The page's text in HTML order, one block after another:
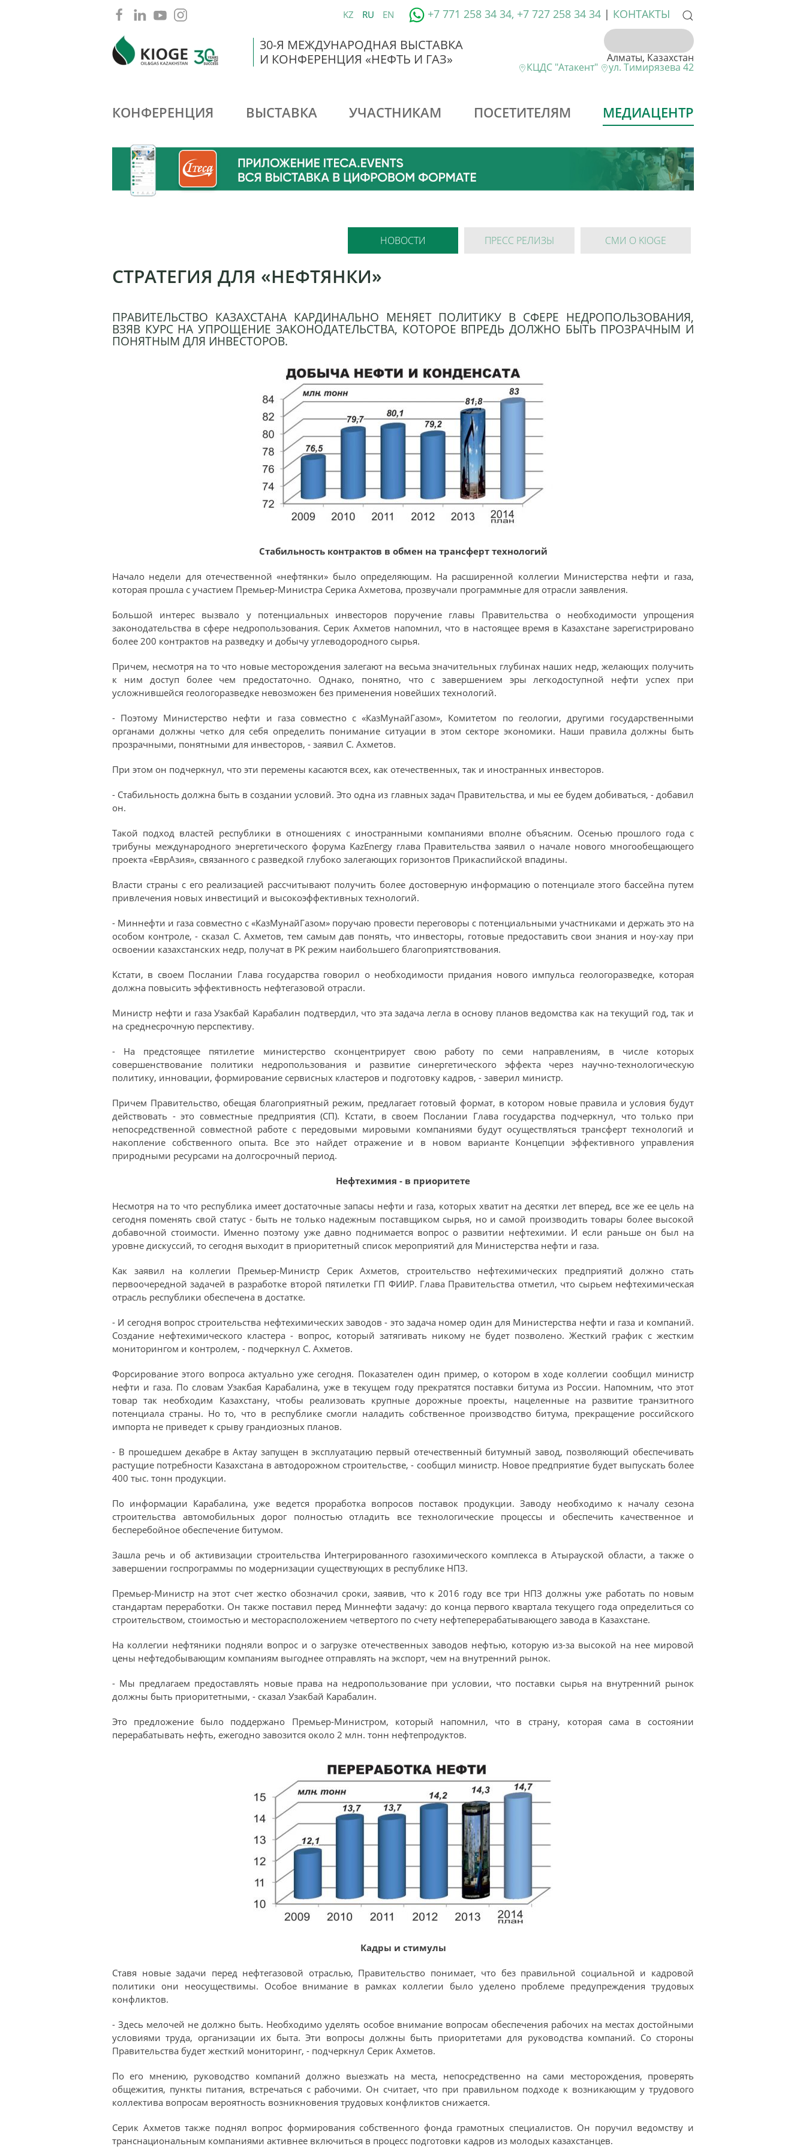
KZ RU EN +7 771 258 34 34, +7 727 258 34 34 | КОНТАКТЫ
30-Я МЕЖДУНАРОДНАЯ ВЫСТАВКА
И КОНФЕРЕНЦИЯ «НЕФТЬ И ГАЗ»
Алматы, Казахстан
КЦДС "Атакент" ул. Тимирязева 42
КОНФЕРЕНЦИЯ ВЫСТАВКА УЧАСТНИКАМ ПОСЕТИТЕЛЯМ МЕДИАЦЕНТР
НОВОСТИ ПРЕСС РЕЛИЗЫ СМИ О KIOGE
СТРАТЕГИЯ ДЛЯ «НЕФТЯНКИ»
ПРАВИТЕЛЬСТВО КАЗАХСТАНА КАРДИНАЛЬНО МЕНЯЕТ ПОЛИТИКУ В СФЕРЕ НЕДРОПОЛЬЗОВАНИЯ,
ВЗЯВ КУРС НА УПРОЩЕНИЕ ЗАКОНОДАТЕЛЬСТВА, КОТОРОЕ ВПРЕДЬ ДОЛЖНО БЫТЬ ПРОЗРАЧНЫМ И
ПОНЯТНЫМ ДЛЯ ИНВЕСТОРОВ.
Стабильность контрактов в обмен на трансферт технологий
Начало недели для отечественной «нефтянки» было определяющим. На расширенной коллегии Министерства нефти и газа,
которая прошла с участием Премьер-Министра Серика Ахметова, прозвучали программные для отрасли заявления.
Большой интерес вызвало у потенциальных инвесторов поручение главы Правительства о необходимости упрощения
законодательства в сфере недропользования. Серик Ахметов напомнил, что в настоящее время в Казахстане зарегистрировано
более 200 контрактов на разведку и добычу углеводородного сырья.
Причем, несмотря на то что новые месторождения залегают на весьма значительных глубинах наших недр, желающих получить
к ним доступ более чем предостаточно. Однако, понятно, что с завершением эры легкодоступной нефти успех при
усложнившейся геологоразведке невозможен без применения новейших технологий.
- Поэтому Министерство нефти и газа совместно с «КазМунайГазом», Комитетом по геологии, другими государственными
органами должны четко для себя определить понимание ситуации в этом секторе экономики. Наши правила должны быть
прозрачными, понятными для инвесторов, - заявил С. Ахметов.
При этом он подчеркнул, что эти перемены касаются всех, как отечественных, так и иностранных инвесторов.
- Стабильность должна быть в создании условий. Это одна из главных задач Правительства, и мы ее будем добиваться, - добавил
он.
Такой подход властей республики в отношениях с иностранными компаниями вполне объясним. Осенью прошлого года с
трибуны международного энергетического форума KazEnergy глава Правительства заявил о начале нового многообещающего
проекта «ЕврАзия», связанного с разведкой глубоко залегающих горизонтов Прикаспийской впадины.
Власти страны с его реализацией рассчитывают получить более достоверную информацию о потенциале этого бассейна путем
привлечения новых инвестиций и высокоэффективных технологий.
- Миннефти и газа совместно с «КазМунайГазом» поручаю провести переговоры с потенциальными участниками и держать это на
особом контроле, - сказал С. Ахметов, тем самым дав понять, что инвесторы, готовые предоставить свои знания и ноу-хау при
освоении казахстанских недр, получат в РК режим наибольшего благоприятствования.
Кстати, в своем Послании Глава государства говорил о необходимости придания нового импульса геологоразведке, которая
должна повысить эффективность нефтегазовой отрасли.
Министр нефти и газа Узакбай Карабалин подтвердил, что эта задача легла в основу планов ведомства как на текущий год, так и
на среднесрочную перспективу.
- На предстоящее пятилетие министерство сконцентрирует свою работу по семи направлениям, в числе которых
совершенствование политики недропользования и развитие синергетического эффекта через научно-технологическую
политику, инновации, формирование сервисных кластеров и подготовку кадров, - заверил министр.
Причем Правительство, обещая благоприятный режим, предлагает готовый формат, в котором новые правила и условия будут
действовать - это совместные предприятия (СП). Кстати, в своем Послании Глава государства подчеркнул, что только при
непосредственной совместной работе с передовыми мировыми компаниями будут осуществляться трансферт технологий и
накопление собственного опыта. Все это найдет отражение и в новом варианте Концепции эффективного управления
природными ресурсами на долгосрочный период.
Нефтехимия - в приоритете
Несмотря на то что республика имеет достаточные запасы нефти и газа, которых хватит на десятки лет вперед, все же ее цель на
сегодня поменять свой статус - быть не только надежным поставщиком сырья, но и самой производить товары более высокой
добавочной стоимости. Именно поэтому уже давно поднимается вопрос о развитии нефтехимии. И если раньше он был на
уровне дискуссий, то сегодня выходит в приоритетный список мероприятий для Министерства нефти и газа.
Как заявил на коллегии Премьер-Министр Серик Ахметов, строительство нефтехимических предприятий должно стать
первоочередной задачей в разработке второй пятилетки ГП ФИИР. Глава Правительства отметил, что сырьем нефтехимическая
отрасль республики обеспечена в достатке.
- И сегодня вопрос строительства нефтехимических заводов - это задача номер один для Министерства нефти и газа и компаний.
Создание нефтехимического кластера - вопрос, который затягивать никому не будет позволено. Жесткий график с жестким
мониторингом и контролем, - подчеркнул С. Ахметов.
Форсирование этого вопроса актуально уже сегодня. Показателен один пример, о котором в ходе коллегии сообщил министр
нефти и газа. По словам Узакбая Карабалина, уже в текущем году прекратятся поставки битума из России. Напомним, что этот
товар так необходим Казахстану, чтобы реализовать крупные дорожные проекты, нацеленные на развитие транзитного
потенциала страны. Но то, что в республике смогли наладить собственное производство битума, прекращение российского
импорта не приведет к срыву грандиозных планов.
- В прошедшем декабре в Актау запущен в эксплуатацию первый отечественный битумный завод, позволяющий обеспечивать
растущие потребности Казахстана в автодорожном строительстве, - сообщил министр. Новое предприятие будет выпускать более
400 тыс. тонн продукции.
По информации Карабалина, уже ведется проработка вопросов поставок продукции. Заводу необходимо к началу сезона
строительства автомобильных дорог полностью отладить все технологические процессы и обеспечить качественное и
бесперебойное обеспечение битумом.
Зашла речь и об активизации строительства Интегрированного газохимического комплекса в Атырауской области, а также о
завершении госпрограммы по модернизации существующих в республике НПЗ.
Премьер-Министр на этот счет жестко обозначил сроки, заявив, что к 2016 году все три НПЗ должны уже работать по новым
стандартам переработки. Он также поставил перед Миннефти задачу: до конца первого квартала текущего года определиться со
строительством, стоимостью и месторасположением четвертого по счету нефтеперерабатывающего завода в Казахстане.
На коллегии нефтяники подняли вопрос и о загрузке отечественных заводов нефтью, которую из-за высокой на нее мировой
цены нефтедобывающим компаниям выгоднее отправлять на экспорт, чем на внутренний рынок.
- Мы предлагаем предоставлять новые права на недропользование при условии, что поставки сырья на внутренний рынок
должны быть приоритетными, - сказал Узакбай Карабалин.
Это предложение было поддержано Премьер-Министром, который напомнил, что в страну, которая сама в состоянии
перерабатывать нефть, ежегодно завозится около 2 млн. тонн нефтепродуктов.
Кадры и стимулы
Ставя новые задачи перед нефтегазовой отраслью, Правительство понимает, что без правильной социальной и кадровой
политики они неосуществимы. Особое внимание в рамках коллегии было уделено проблеме предупреждения трудовых
конфликтов.
- Здесь мелочей не должно быть. Необходимо уделять особое внимание вопросам обеспечения рабочих на местах достойными
условиями труда, организации их быта. Эти вопросы должны быть приоритетами для руководства компаний. Со стороны
Правительства будет жесткий мониторинг, - подчеркнул Серик Ахметов.
По его мнению, руководство компаний должно выезжать на места, непосредственно на сами месторождения, проверять
общежития, пункты питания, встречаться с рабочими. Он считает, что при правильном подходе к возникающим у трудового
коллектива вопросам вероятность возникновения трудовых конфликтов снижается.
Серик Ахметов также поднял вопрос формирования собственного фонда грамотных специалистов. Он поручил ведомству и
транснациональным компаниями активнее включиться в процесс подготовки кадров из молодых казахстанцев.